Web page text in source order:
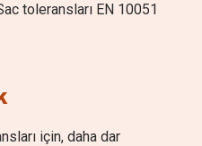
toleransları EN 10051
için, daha dar